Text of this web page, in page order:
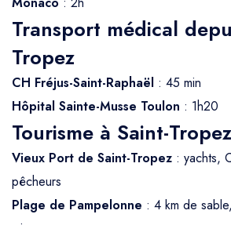
Transport médical
Tropez
CH Fréjus-Saint-Raphaël : 45 min
Hôpital Sainte-Musse Toulon : 1h20
Tourisme à Saint-Tropez
Vieux Port de Saint-Tropez : yachts,
pêcheurs
Plage de Pampelonne : 4 km de